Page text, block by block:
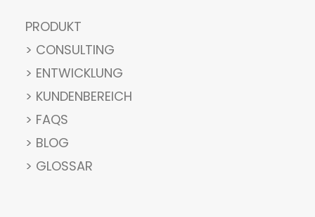
PRODUKT
> CONSULTING
> ENTWICKLUNG
> KUNDENBEREICH
> FAQS
> BLOG
> GLOSSAR